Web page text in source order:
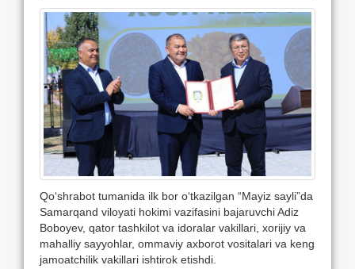
Qo‘shrabot tumanida ilk bor o‘tkazilgan “Mayiz sayli”da
Samarqand viloyati hokimi vazifasini bajaruvchi Adiz
Boboyev, qator tashkilot va idoralar vakillari, xorijiy va
mahalliy sayyohlar, ommaviy axborot vositalari va keng
jamoatchilik vakillari ishtirok etishdi.